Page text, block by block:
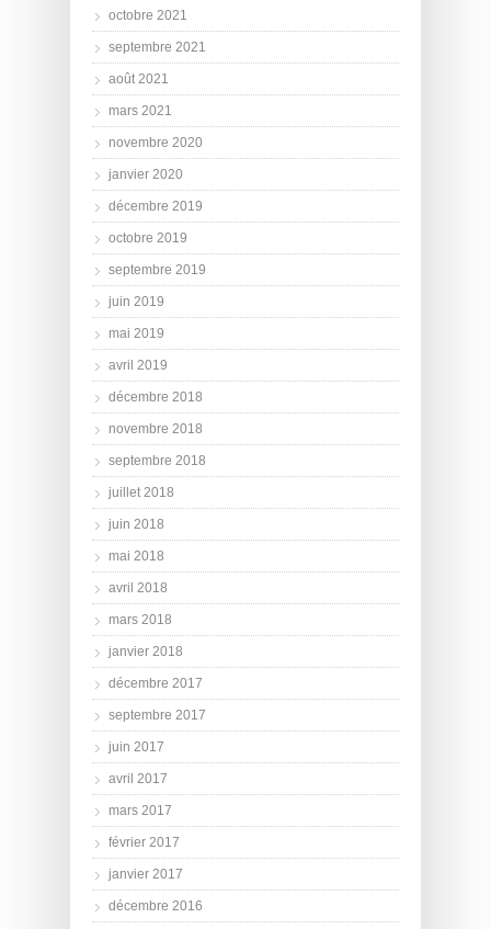
octobre 2021
septembre 2021
août 2021
mars 2021
novembre 2020
janvier 2020
décembre 2019
octobre 2019
septembre 2019
juin 2019
mai 2019
avril 2019
décembre 2018
novembre 2018
septembre 2018
juillet 2018
juin 2018
mai 2018
avril 2018
mars 2018
janvier 2018
décembre 2017
septembre 2017
juin 2017
avril 2017
mars 2017
février 2017
janvier 2017
décembre 2016